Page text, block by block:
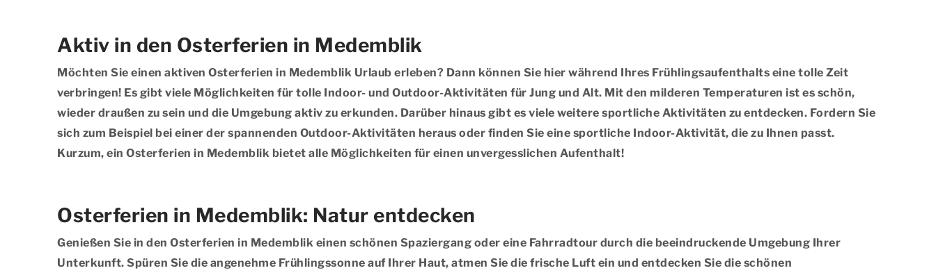
Aktiv in den Osterferien in Medemblik
Möchten Sie einen aktiven Osterferien in Medemblik Urlaub erleben? Dann können Sie hier während Ihres Frühlingsaufenthalts eine tolle Zeit
verbringen! Es gibt viele Möglichkeiten für tolle Indoor- und Outdoor-Aktivitäten für Jung und Alt. Mit den milderen Temperaturen ist es schön,
wieder draußen zu sein und die Umgebung aktiv zu erkunden. Darüber hinaus gibt es viele weitere sportliche Aktivitäten zu entdecken. Fordern Sie
sich zum Beispiel bei einer der spannenden Outdoor-Aktivitäten heraus oder finden Sie eine sportliche Indoor-Aktivität, die zu Ihnen passt.
Kurzum, ein Osterferien in Medemblik bietet alle Möglichkeiten für einen unvergesslichen Aufenthalt!
Osterferien in Medemblik: Natur entdecken
Genießen Sie in den Osterferien in Medemblik einen schönen Spaziergang oder eine Fahrradtour durch die beeindruckende Umgebung Ihrer
Unterkunft. Spüren Sie die angenehme Frühlingssonne auf Ihrer Haut, atmen Sie die frische Luft ein und entdecken Sie die schönen